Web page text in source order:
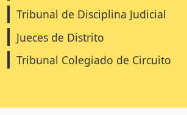
Tribunal de Disciplina Judicial
Jueces de Distrito
Tribunal Colegiado de Circuito